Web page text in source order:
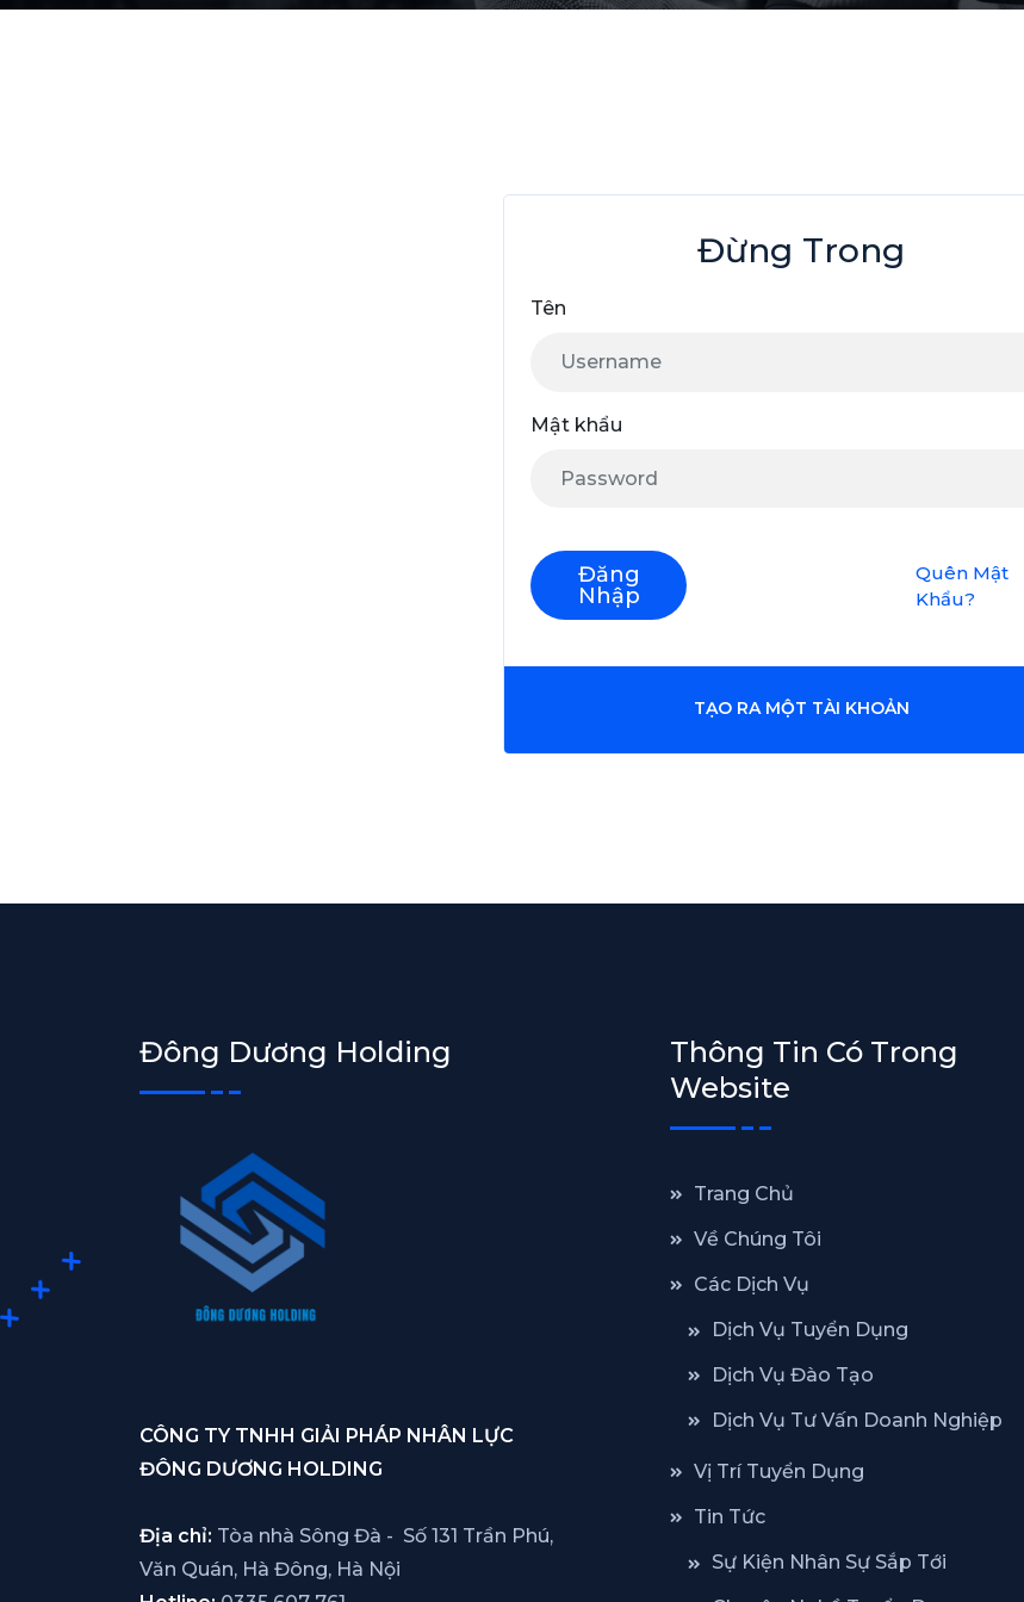
Đừng Trong
Tên
Mật khẩu
Đăng
Nhập
Quên Mật
Khẩu?
TẠO RA MỘT TÀI KHOẢN
Đông Dương Holding
CÔNG TY TNHH GIẢI PHÁP NHÂN LỰC
ĐÔNG DƯƠNG HOLDING
Địa chỉ: Tòa nhà Sông Đà - Số 131 Trần Phú,
Văn Quán, Hà Đông, Hà Nội
Thông Tin Có Trong
Website
Trang Chủ
Về Chúng Tôi
Các Dịch Vụ
Dịch Vụ Tuyển Dụng
Dịch Vụ Đào Tạo
Dịch Vụ Tư Vấn Doanh Nghiệp
Vị Trí Tuyển Dụng
Tin Tức
Sự Kiện Nhân Sự Sắp Tới